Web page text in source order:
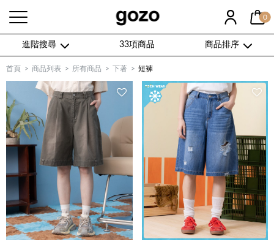
0
首頁 商品列表 所有商品 下著 短褲
進階搜尋 33項商品 商品排序